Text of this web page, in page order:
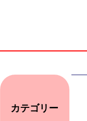
カテゴリー